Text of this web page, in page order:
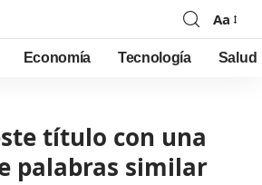
Font
Resizer
Aa
Economía Tecnología Salud
título con una
palabras similar